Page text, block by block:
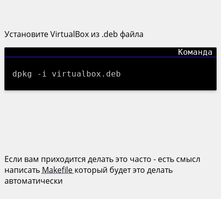
Установите VirtualBox из .deb файла
dpkg -i virtualbox.deb
Если вам приходится делать это часто - есть смысл
написать Makefile который будет это делать
автоматически